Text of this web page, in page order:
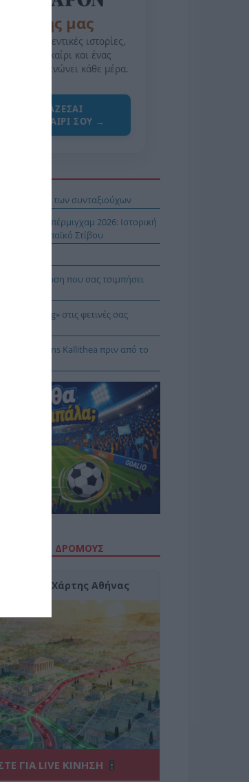
της Ζωής μας
οι αυθεντικές ιστορίες,
καλοκαίρι και ένας
που μας ενώνει κάθε μέρα.
ΌΣΑ ΧΡΕΙΆΖΕΣΑΙ
ΤΟ ΚΑΛΟΚΑΊΡΙ ΣΟΥ →
κύμα φυγής των συνταξιούχων
για το Μπέρμιγχαμ 2026: Ιστορική
στο Ευρωπαϊκό Στίβου
σε περίπτωση που σας τσιμπήσει
spending» στις φετινές σας
με Athens Kallithea πριν από το
ΣΤΟΥΣ ΔΡΌΜΟΥΣ
Live Χάρτης Αθήνας
ΓΙΑ LIVE ΚΙΝΗΣΗ